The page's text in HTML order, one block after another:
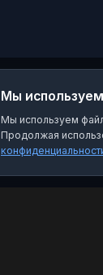
Мы
Мы используем
Продолжая